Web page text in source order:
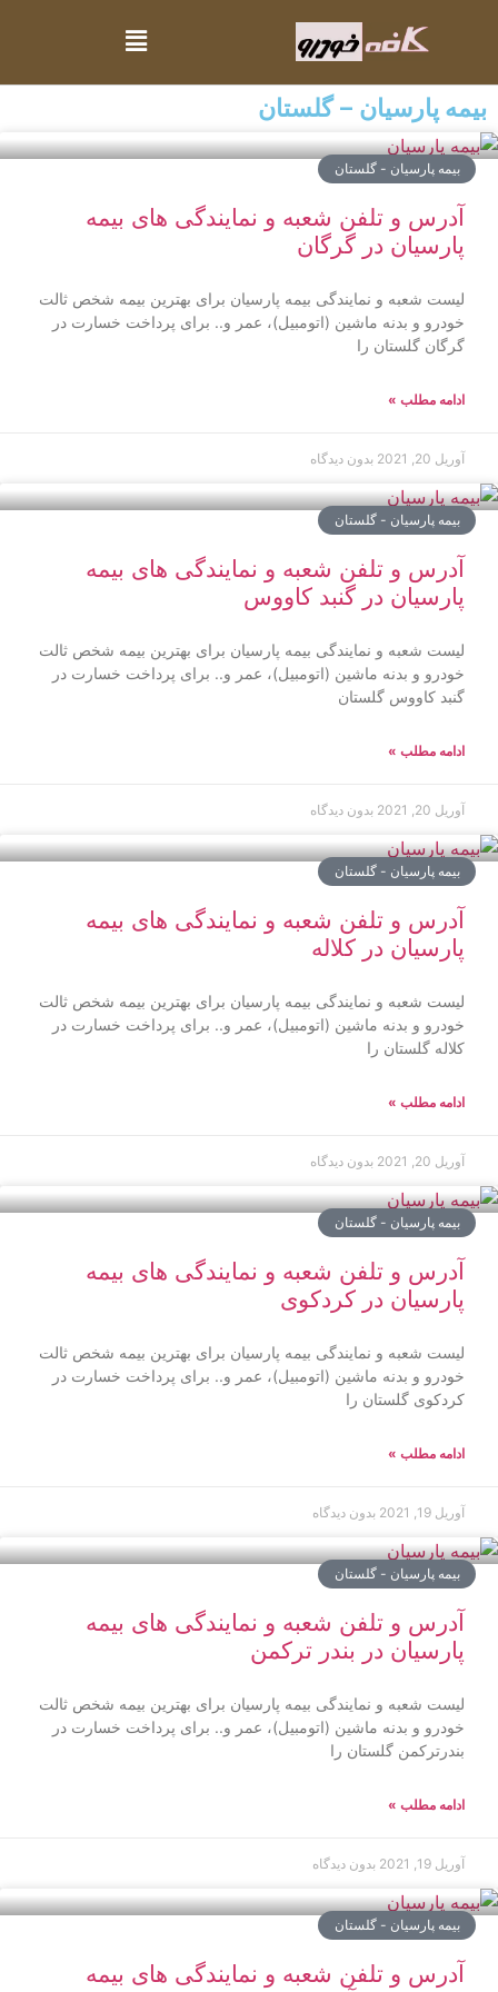
بیمه پارسیان – گلستان
بیمه پارسیان - گلستان
آدرس و تلفن شعبه و نمایندگی های بیمه
پارسیان در گرگان
لیست شعبه و نمایندگی بیمه پارسیان برای بهترین بیمه شخص ثالت
خودرو و بدنه ماشین (اتومبیل)، عمر و.. برای پرداخت خسارت در
گرگان گلستان را
ادامه مطلب »
آوریل 20, 2021 بدون دیدگاه
بیمه پارسیان - گلستان
آدرس و تلفن شعبه و نمایندگی های بیمه
پارسیان در گنبد کاووس
لیست شعبه و نمایندگی بیمه پارسیان برای بهترین بیمه شخص ثالت
خودرو و بدنه ماشین (اتومبیل)، عمر و.. برای پرداخت خسارت در
گنبد کاووس گلستان
ادامه مطلب »
آوریل 20, 2021 بدون دیدگاه
بیمه پارسیان - گلستان
آدرس و تلفن شعبه و نمایندگی های بیمه
پارسیان در کلاله
لیست شعبه و نمایندگی بیمه پارسیان برای بهترین بیمه شخص ثالت
خودرو و بدنه ماشین (اتومبیل)، عمر و.. برای پرداخت خسارت در
کلاله گلستان را
ادامه مطلب »
آوریل 20, 2021 بدون دیدگاه
بیمه پارسیان - گلستان
آدرس و تلفن شعبه و نمایندگی های بیمه
پارسیان در کردکوی
لیست شعبه و نمایندگی بیمه پارسیان برای بهترین بیمه شخص ثالت
خودرو و بدنه ماشین (اتومبیل)، عمر و.. برای پرداخت خسارت در
کردکوی گلستان را
ادامه مطلب »
آوریل 19, 2021 بدون دیدگاه
بیمه پارسیان - گلستان
آدرس و تلفن شعبه و نمایندگی های بیمه
پارسیان در بندر ترکمن
لیست شعبه و نمایندگی بیمه پارسیان برای بهترین بیمه شخص ثالت
خودرو و بدنه ماشین (اتومبیل)، عمر و.. برای پرداخت خسارت در
بندرترکمن گلستان را
ادامه مطلب »
آوریل 19, 2021 بدون دیدگاه
بیمه پارسیان - گلستان
آدرس و تلفن شعبه و نمایندگی های بیمه